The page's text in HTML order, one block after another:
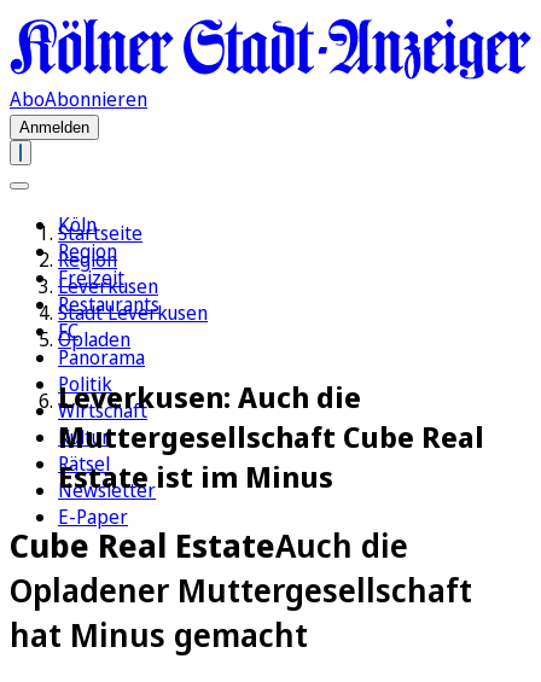
AboAbonnieren
Anmelden
Köln
Region
Freizeit
Restaurants
FC
Panorama
Politik
Wirtschaft
Kultur
Rätsel
Newsletter
E-Paper
Startseite
Region
Leverkusen
Stadt Leverkusen
Opladen
Leverkusen: Auch die
Muttergesellschaft Cube Real
Estate ist im Minus
Cube Real EstateAuch die
Opladener Muttergesellschaft
hat Minus gemacht